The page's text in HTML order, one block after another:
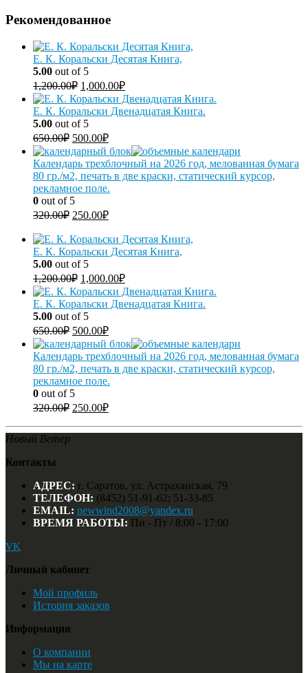
Рекомендованное
Е. К. Коральски Десятая Книга,
5.00 out of 5
1,200.00₽ 1,000.00₽
Е. К. Коральски Двенадцатая Книга.
5.00 out of 5
650.00₽ 500.00₽
Календарь трехблочный на 2026 год, мелованная бумага
80 гр./м2, печать в две краски, статический курсор,
рекламное поле.
0 out of 5
320.00₽ 250.00₽
Е. К. Коральски Десятая Книга,
5.00 out of 5
1,200.00₽ 1,000.00₽
Е. К. Коральски Двенадцатая Книга.
5.00 out of 5
650.00₽ 500.00₽
Календарь трехблочный на 2026 год, мелованная бумага
80 гр./м2, печать в две краски, статический курсор,
рекламное поле.
0 out of 5
320.00₽ 250.00₽
Новый Ветер
Контакты
АДРЕС: г. Саратов, ул. Астраханская, 79
ТЕЛЕФОН: (8452) 51-91-62; 51-33-85
EMAIL: newwind2008@yandex.ru
ВРЕМЯ РАБОТЫ: Пн - Пт / 8:00 - 17:00
VK
Личный кабинет
Мой профиль
История заказов
Информация
О компании
Мы на карте